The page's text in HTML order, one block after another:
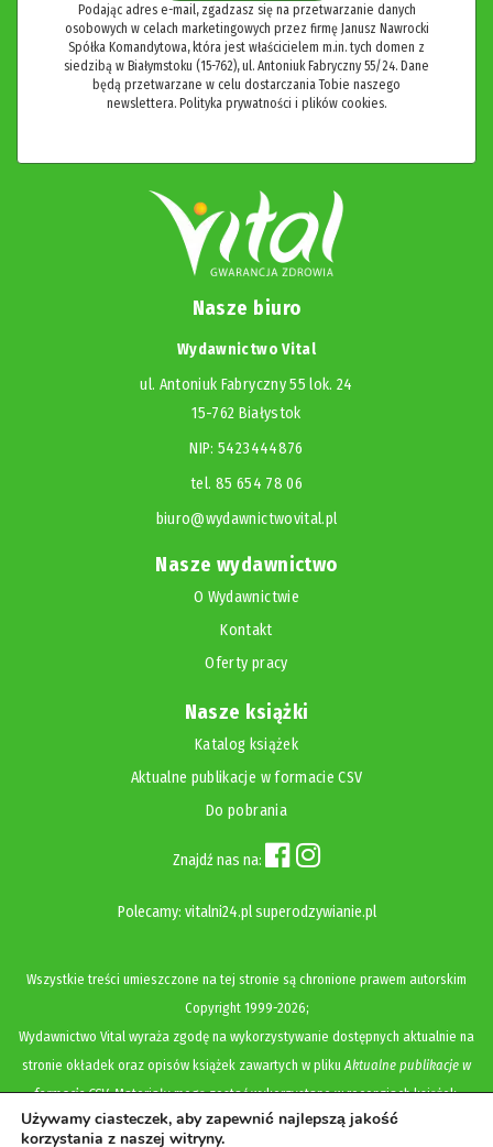
Podając adres e-mail, zgadzasz się na przetwarzanie danych
osobowych w celach marketingowych przez firmę Janusz Nawrocki
Spółka Komandytowa, która jest właścicielem m.in. tych domen z
siedzibą w Białymstoku (15-762), ul. Antoniuk Fabryczny 55/24. Dane
będą przetwarzane w celu dostarczania Tobie naszego
newslettera. Polityka prywatności i plików cookies.
Nasze biuro
Wydawnictwo Vital
ul. Antoniuk Fabryczny 55 lok. 24
15-762 Białystok
NIP: 5423444876
tel. 85 654 78 06
biuro@wydawnictwovital.pl
Nasze wydawnictwo
O Wydawnictwie
Kontakt
Oferty pracy
Nasze książki
Katalog książek
Aktualne publikacje w formacie CSV
Do pobrania
Znajdź nas na:
Polecamy: vitalni24.pl superodzywianie.pl
Wszystkie treści umieszczone na tej stronie są chronione prawem autorskim
Copyright1999-2026;
Wydawnictwo Vital wyraża zgodę na wykorzystywanie dostępnych aktualnie na
stronie okładek oraz opisów książek zawartych w plikuAktualne publikacje w
formacie CSV. Materiały mogą zostać wykorzystane w recenzjach książek,
katalogach internetowych, bibliotecznych (OPAC) oraz materiałach promujących
Używamy ciasteczek, aby zapewnić najlepszą jakość
korzystania z naszej witryny.